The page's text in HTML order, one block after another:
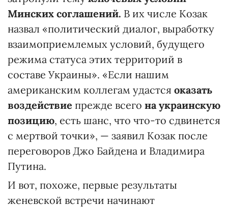
Минских соглашений. В их числе Козак
назвал «политический диалог, выработку
взаимоприемлемых условий, будущего
режима статуса этих территорий в
составе Украины». «Если нашим
американским коллегам удастся оказать
воздействие прежде всего на украинскую
позицию, есть шанс, что что-то сдвинется
с мертвой точки», — заявил Козак после
переговоров Джо Байдена и Владимира
Путина.
И вот, похоже, первые результаты
женевской встречи начинают